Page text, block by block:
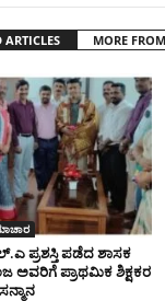
ARTICLES MORE
ಪ್ರಶಸ್ತಿ ಪಡೆದ ಶಾಸಕ
ಅವರಿಗೆ ಪ್ರಾಥಮಿಕ ಶಿಕ್ಷಕರ